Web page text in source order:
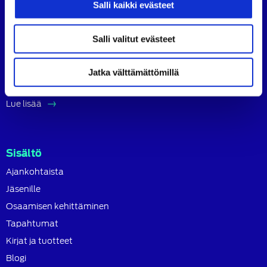
Salli kaikki evästeet
Salli valitut evästeet
Jatka välttämättömillä
ammattilaisten ja asiantuntijoiden yhteistyö- ja
SATL toimii jäsenyhdistystensä kattojärjestönä, jonka
tavoitteena on ylläpitää ja kehittää koko autoalan
Lue lisää
Sisältö
Ajankohtaista
Jäsenille
Osaamisen kehittäminen
Tapahtumat
Kirjat ja tuotteet
Blogi